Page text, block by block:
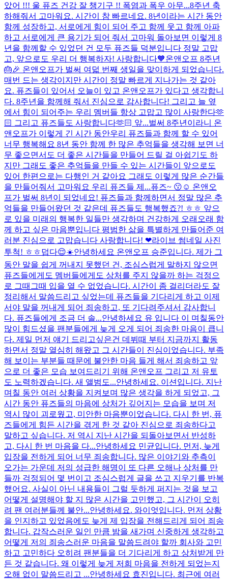
았어 !!! 울 퓨즈 건강 잘 챙기구 !! 폭염과 폭우 아무...8주년 축
하해줘서 고마워요. 시간이 참 빠르네요. 8년이라는 시간 동안
함께 성장하고, 서로에게 힘이 되어 주고 함께 웃고 함께 아파
하고 서로에게 큰 용기가 되어 줘서 고마워 돌아보면 이렇게 8
년을 함께할 수 있었던 건 모두 퓨즈들 덕분입니다 정말 고맙
고, 앞으로도 우리 더 행복하자! 사랑합니다🧡온앤오프 8주년
🎂🎉 온앤오프가 벌써 여덟 번째 생일을 맞이하게 되었습니다.
매번 드는 생각이지만 시간이 정말 빠르게 지나가는 것 같아
요. 퓨즈들이 있어서 오늘이 있고 온앤오프가 있다고 생각합니
다. 8주년을 함께해 줘서 진심으로 감사합니다! 그리고 늘 옆
에서 힘이 되어주는 우리 멤버들 항상 고맙고 많이 사랑한다🫶
🏻 그리고 퓨즈들도 사랑합니다🫶🏻 앞...벌써 8주년이라니 온
앤오프가 이렇게 긴 시간 동안우리 퓨즈들과 함께 할 수 있어
너무 행복해요 8년 동안 함께 한 많은 추억들을 생각해 보면 너
무 좋으면서도 더 좋은 시간들을 만들어 드릴 걸 아쉽기도 하
지만 그래도 좋은 추억들을 만들 수 있는 시간들이 앞으로도
있어 한편으로는 다행인 거 같아요 그래도 이렇게 많은 순간들
을 만들어줘서 고마워요 우리 퓨즈들 제...퓨즈~ 😗☺️ 온앤오
프가 벌써 8년이 되었네요! 퓨즈들과 함께하면서 정말 많은 추
억들을 만들어왔던 것 같은데 퓨즈들도 행복했죠?! ㅎㅎ 앞으
로 있을 미래의 행복한 일들만 생각하며 건강하게 오래오래 함
께 하고 싶은 마음뿐입니다 평범한 삶을 특별하게 만들어준 여
러분 진심으로 고맙습니다 사랑합니다! ❤라이브 썸네일 사진
투척! ㅎㅎ덥다😌☀️안녕하세요 온앤오프 승준입니다. 제가 그
동안 말을 쉽게 꺼내지 못했던 건, 조심스럽게 말하지 않으면
퓨즈들에게도 멤버들에게도 상처를 주지 않을까 하는 걱정으
로 그때그때 입을 열 수 없었습니다. 시간이 좀 걸리더라도 잘
정리해서 말씀드리고 싶었는데 퓨즈들을 기다리게 하고 이제
서야 말을 꺼내게 되어 죄송하고, 또 기다려주셔서 감사합니
다. 퓨즈들에게 조금 더 솔...안녕하세요 유 입니다 이 며칠동안
많이 힘드셨을 팬분들에게 늦게 오게 되어 죄송한 마음이 큽니
다. 제일 먼저 얘기 드리고싶은건 데뷔때 부터 지금까지 활동
하면서 정말 열심히 해왔고 그 시간들이 진심이었습니다. 부족
해 보이는 부분들 때문에 불안한 마음 들게 해서 죄송하고 앞
으로 더 좋은 모습 보여드리기 위해 온앤오프 그리고 저 유토
도 노력하겠습니다. 새 앨범도...안녕하세요. 이션입니다. 지난
며칠 동안 여러 상황을 지켜보며 많은 생각을 하게 되었고, 그
시간 동안 퓨즈들의 마음에 상처가 깊어지는 모습을 보며 저
역시 많이 괴로웠고, 미안한 마음뿐이었습니다. 다시 한 번, 퓨
즈들에게 힘든 시간을 겪게 한 것 같아 진심으로 죄송하다고
말하고 싶습니다. 저 역시 지난 시간을 되돌아보면서 반성하
고, 다시 한 번 마음을 다...안녕하세요 민균입니다. 먼저, 늦게
입장을 전하게 되어 너무 죄송합니다. 많은 이야기와 추측이
오가는 가운데 저의 성급한 해명이 또 다른 오해나 상처를 만
들까 걱정되어 몇 번이고 조심스럽게 글을 쓰고 지우기를 반복
했어요. 사실이 아닌 내용들이 그럴 듯하게 퍼지는 것을 보고
어떻게 설명해야 할 지 많은 시간을 고민했고, 그 시간이 오히
려 팬 여러분들께 불안...안녕하세요. 와이엇입니다. 먼저 상황
을 인지하고 있었음에도 늦게 제 입장을 전해드리게 되어 죄송
합니다. 갑작스러운 일인 만큼 밤을 새가며 신중하게 생각하고
어떻게 저의 죄송스러운 마음을 말씀드려야 할까 회사와 고민
하고 고민하다 오히려 팬분들을 더 기다리게 하고 상처받게 만
든 것 같습니다. 왜 이렇게 늦게 저희 마음을 전하게 되었는지
오해 없이 말씀드리고 ...안녕하세요 효진입니다. 최근에 여러